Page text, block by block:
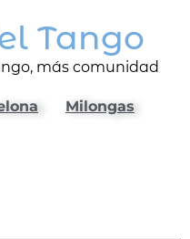
Tango
más comunidad
Milongas